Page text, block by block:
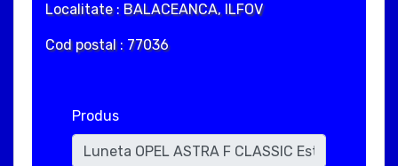
Localitate : BALACEANCA, ILFOV
Cod postal : 77036
Produs